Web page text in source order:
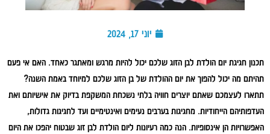
יוני 17, 2024
תכנון חגיגת יום הולדת לבן הזוג שלכם יכול להיות מרגש ומאתגר כאחד. האם אי פעם
תהיתם מה יכול להפוך את יום ההולדת של בן הזוג שלכם למיוחד באמת השנה?
תתארו לעצמכם שאתם יוצרים חוויה בלתי נשכחת המשקפת בדיוק את אישיותם ואת
העדפותיהם הייחודיות. מחגיגות בערבים נעימים ואינטימיים ועד לחגיגות גדולות,
האפשרויות הן אינסופיות. הנה כמה רעיונות ליום הולדת לבן זוג שבטוח יהפכו את היום